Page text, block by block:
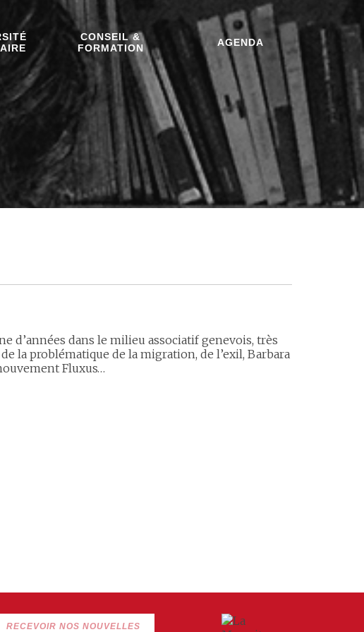
CONSEIL &
FORMATION
AGENDA
d’années dans le milieu associatif genevois, très
la problématique de la migration, de l’exil, Barbara
Fluxus…
RECEVOIR NOS NOUVELLES